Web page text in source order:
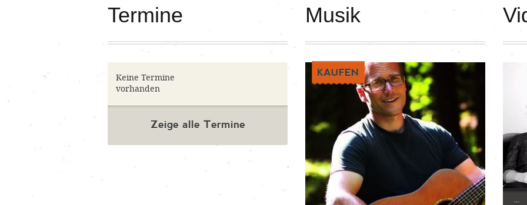
Termine
Keine Termine
vorhanden
Zeige alle Termine
Musik
KAUFEN
...